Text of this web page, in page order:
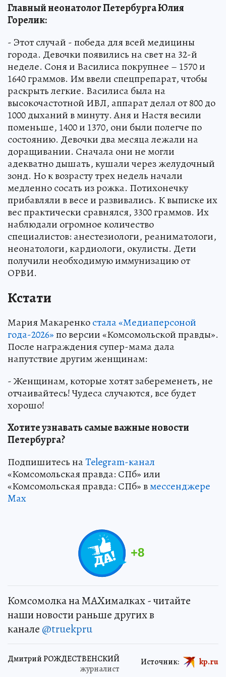
Главный неонатолог Петербурга Юлия
Горелик:
- Этот случай - победа для всей медицины
города. Девочки появились на свет на 32-й
неделе. Соня и Василиса покрупнее – 1570 и
1640 граммов. Им ввели спецпрепарат, чтобы
раскрыть легкие. Василиса была на
высокочастотной ИВЛ, аппарат делал от 800 до
1000 дыханий в минуту. Аня и Настя весили
поменьше, 1400 и 1370, они были полегче по
состоянию. Девочки два месяца лежали на
доращивании. Сначала они не могли
адекватно дышать, кушали через желудочный
зонд. Но к возрасту трех недель начали
медленно сосать из рожка. Потихонечку
прибавляли в весе и развивались. К выписке их
вес практически сравнялся, 3300 граммов. Их
наблюдали огромное количество
специалистов: анестезиологи, реаниматологи,
неонатологи, кардиологи, окулисты. Дети
получили необходимую иммунизацию от
ОРВИ.
Кстати
Мария Макаренкостала «Медиаперсоной
года-2026»по версии «Комсомольской правды».
После награждения супер-мама дала
напутствие другим женщинам:
- Женщинам, которые хотят забеременеть, не
отчаивайтесь! Чудеса случаются, все будет
хорошо!
Хотите узнавать самые важные новости
Петербурга?
Подпишитесь наTelegram-канал
«Комсомольская правда: СПб» или
«Комсомольская правда: СПб» вмессенджере
Max
+8
Комсомолка на MAXималках - читайте
наши новости раньше других в
канале @truekpru
Дмитрий РОЖДЕСТВЕНСКИЙ
журналист
Источник: kp.ru